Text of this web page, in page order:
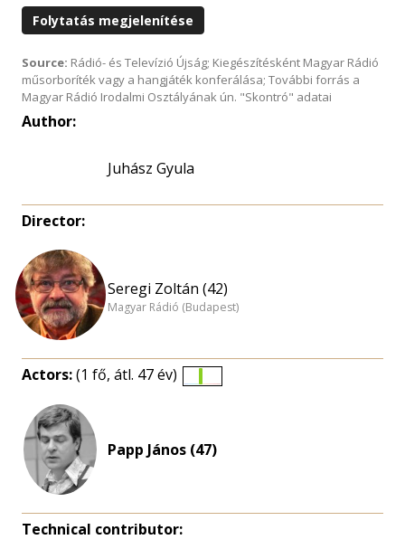
Folytatás megjelenítése
Source: Rádió- és Televízió Újság; Kiegészítésként Magyar Rádió
műsorboríték vagy a hangjáték konferálása; További forrás a
Magyar Rádió Irodalmi Osztályának ún. "Skontró" adatai
Author:
Juhász Gyula
Director:
Seregi Zoltán (42)
Magyar Rádió (Budapest)
Actors:(1 fő, átl. 47 év)
Papp János (47)
Technical contributor: